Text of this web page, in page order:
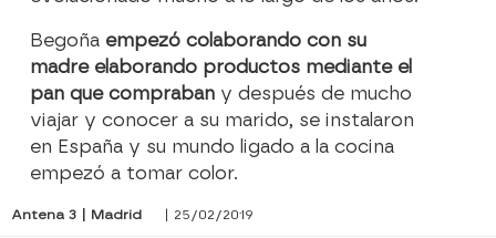
Begoña empezó colaborando con su
madre elaborando productos mediante el
pan que compraban y después de mucho
viajar y conocer a su marido, se instalaron
en España y su mundo ligado a la cocina
empezó a tomar color.
Antena 3 | Madrid | 25/02/2019